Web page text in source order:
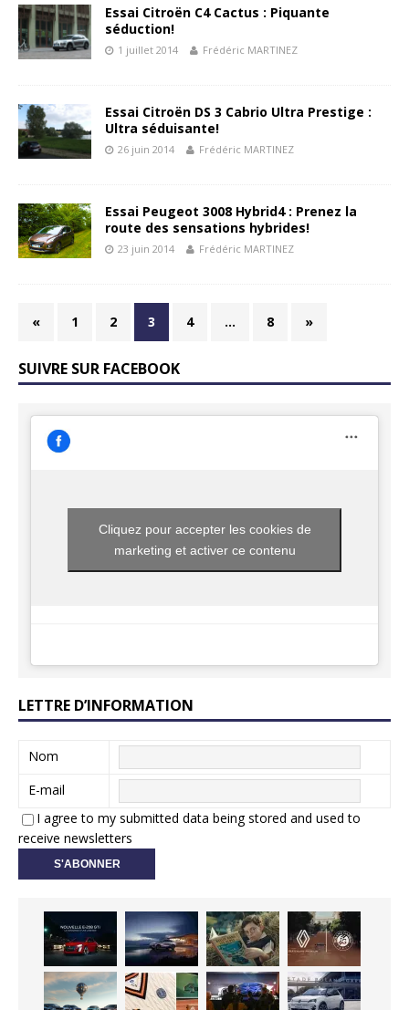
Essai Citroën C4 Cactus : Piquante
séduction!
1 juillet 2014 Frédéric MARTINEZ
Essai Citroën DS 3 Cabrio Ultra Prestige :
Ultra séduisante!
26 juin 2014 Frédéric MARTINEZ
Essai Peugeot 3008 Hybrid4 : Prenez la
route des sensations hybrides!
23 juin 2014 Frédéric MARTINEZ
« 1 2 3 4 … 8 »
SUIVRE SUR FACEBOOK
Cliquez pour accepter les cookies de
marketing et activer ce contenu
LETTRE D’INFORMATION
Nom
E-mail
I agree to my submitted data being stored and used to
receive newsletters